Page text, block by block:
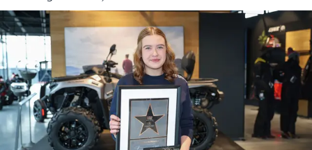
den landwirtschaftlichen Fachschulen vertreten.